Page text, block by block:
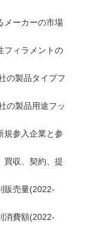
メーカーの市場
フィラメントの
の製品タイプフ
の製品用途フッ
規参入企業と参
買収、契約、提
販売量(2022-
消費額(2022-